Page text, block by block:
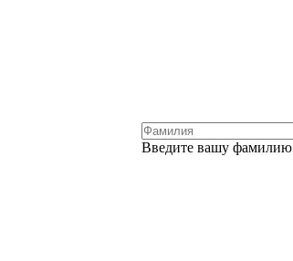
Введите вашу фамилию